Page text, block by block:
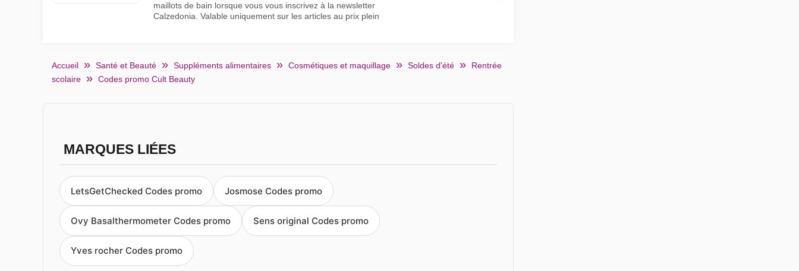
maillots de bain lorsque vous vous inscrivez à la newsletter
Calzedonia. Valable uniquement sur les articles au prix plein
Accueil Santé et Beauté Suppléments alimentaires Cosmétiques et maquillage Soldes d'été
Rentrée
scolaire
Codes promo Cult Beauty
MARQUES LIÉES
LetsGetChecked Codes promo Josmose Codes promo
Ovy Basalthermometer Codes promo Sens original Codes promo
Yves rocher Codes promo